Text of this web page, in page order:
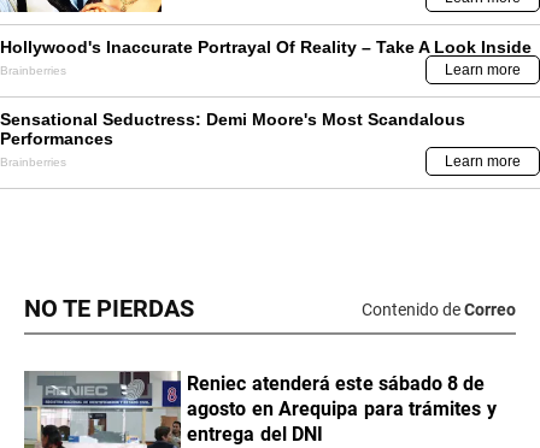
NO TE PIERDAS Contenido deCorreo
Reniec atenderá este sábado 8 de
agosto en Arequipa para trámites y
entrega del DNI